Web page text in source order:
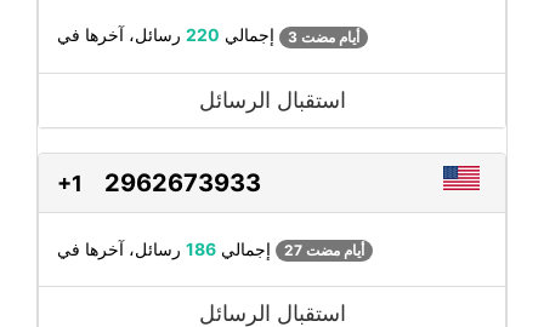
إجمالي 220 3 أيام مضت
استقبال الرسائل
+1 2962673933
إجمالي 186 27 أيام مضت
استقبال الرسائل